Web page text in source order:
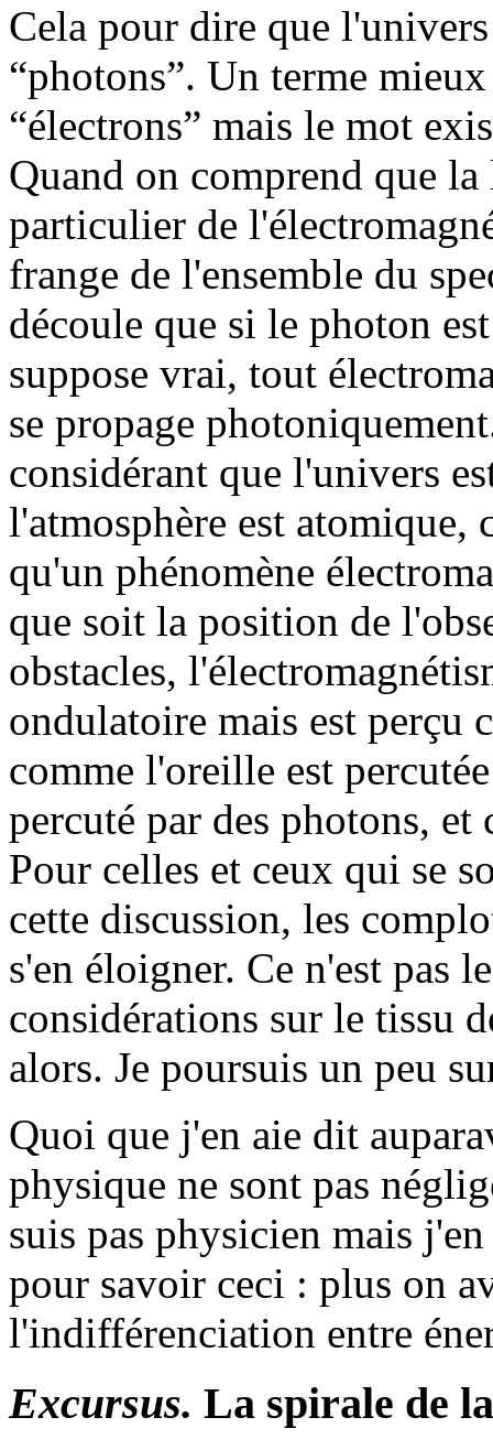
Cela pour dire que
“photons”. Un terme
“électrons” mais le mot
Quand on comprend que
particulier de
frange de l'ensemble du
découle que si le photon
suppose vrai, tout
se propage
considérant que l'univers
l'atmosphère est atomique,
qu'un phénomène
que soit la position de
obstacles,
ondulatoire mais est perçu
comme l'oreille est
percuté par des photons,
Pour celles et ceux qui se
cette discussion, les
s'en éloigner. Ce n'est pas
considérations sur le tissu
alors. Je poursuis un peu
Quoi que j'en aie dit
physique ne sont pas
suis pas physicien mais
pour savoir ceci : plus on
l'indifférenciation entre
Excursus. La spirale de